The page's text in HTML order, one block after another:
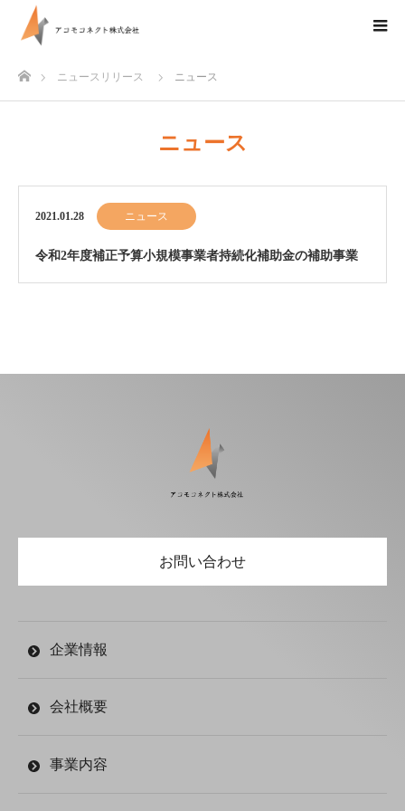
ニュースリリース ニュース
ニュース
2021.01.28 ニュース
令和2年度補正予算小規模事業者持続化補助金の補助事業
お問い合わせ
企業情報
会社概要
事業内容